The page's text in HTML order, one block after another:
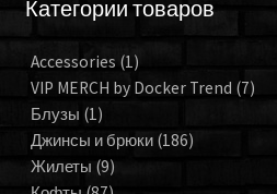
Категории товаров
Accessories (1)
VIP MERCH by Docker Trend (7)
Блузы (1)
Джинсы и брюки (186)
Жилеты (9)